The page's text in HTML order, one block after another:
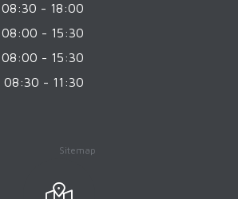
08:30 - 18:00
08:00 - 15:30
08:00 - 15:30
08:30 - 11:30
Sitemap